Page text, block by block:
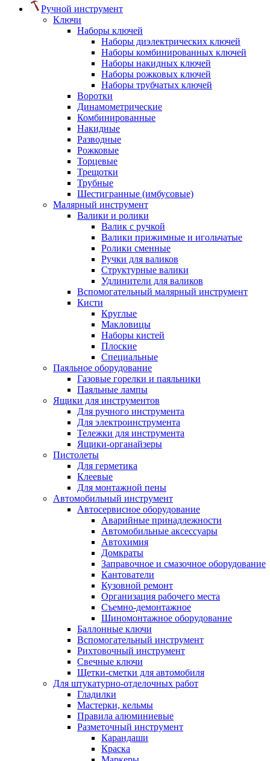
Ручной инструмент
Ключи
Наборы ключей
Наборы диэлектрических ключей
Наборы комбинированных ключей
Наборы накидных ключей
Наборы рожковых ключей
Наборы трубчатых ключей
Воротки
Динамометрические
Комбинированные
Накидные
Разводные
Рожковые
Торцевые
Трещотки
Трубные
Шестигранные (имбусовые)
Малярный инструмент
Валики и ролики
Валик с ручкой
Валики прижимные и игольчатые
Ролики сменные
Ручки для валиков
Структурные валики
Удлинители для валиков
Вспомогательный малярный инструмент
Кисти
Круглые
Макловицы
Наборы кистей
Плоские
Специальные
Паяльное оборудование
Газовые горелки и паяльники
Паяльные лампы
Ящики для инструментов
Для ручного инструмента
Для электроинструмента
Тележки для инструмента
Ящики-органайзеры
Пистолеты
Для герметика
Клеевые
Для монтажной пены
Автомобильный инструмент
Автосервисное оборудование
Аварийные принадлежности
Автомобильные аксессуары
Автохимия
Домкраты
Заправочное и смазочное оборудование
Кантователи
Кузовной ремонт
Организация рабочего места
Съемно-демонтажное
Шиномонтажное оборудование
Баллонные ключи
Вспомогательный инструмент
Рихтовочный инструмент
Свечные ключи
Щетки-сметки для автомобиля
Для штукатурно-отделочных работ
Гладилки
Мастерки, кельмы
Правила алюминиевые
Разметочный инструмент
Карандаши
Краска